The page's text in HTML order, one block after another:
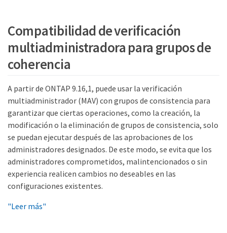
Compatibilidad de verificación
multiadministradora para grupos de
coherencia
A partir de ONTAP 9.16,1, puede usar la verificación
multiadministrador (MAV) con grupos de consistencia para
garantizar que ciertas operaciones, como la creación, la
modificación o la eliminación de grupos de consistencia, solo
se puedan ejecutar después de las aprobaciones de los
administradores designados. De este modo, se evita que los
administradores comprometidos, malintencionados o sin
experiencia realicen cambios no deseables en las
configuraciones existentes.
"Leer más"